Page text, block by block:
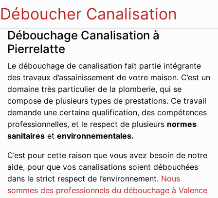
Déboucher Canalisation
Débouchage Canalisation à
Pierrelatte
Le débouchage de canalisation fait partie intégrante
des travaux d’assainissement de votre maison. C’est un
domaine très particulier de la plomberie, qui se
compose de plusieurs types de prestations. Ce travail
demande une certaine qualification, des compétences
professionnelles, et le respect de plusieurs normes
sanitaires et environnementales.
C’est pour cette raison que vous avez besoin de notre
aide, pour que vos canalisations soient débouchées
dans le strict respect de l’environnement. Nous
sommes des professionnels du débouchage à Valence